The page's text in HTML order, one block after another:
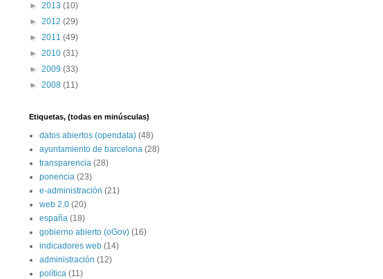
► 2013 (10)
► 2012 (29)
► 2011 (49)
► 2010 (31)
► 2009 (33)
► 2008 (11)
Etiquetas, (todas en minúsculas)
datos abiertos (opendata) (48)
ayuntamiento de barcelona (28)
transparencia (28)
ponencia (23)
e-administración (21)
web 2.0 (20)
españa (18)
gobierno abierto (oGov) (16)
indicadores web (14)
administración (12)
política (11)